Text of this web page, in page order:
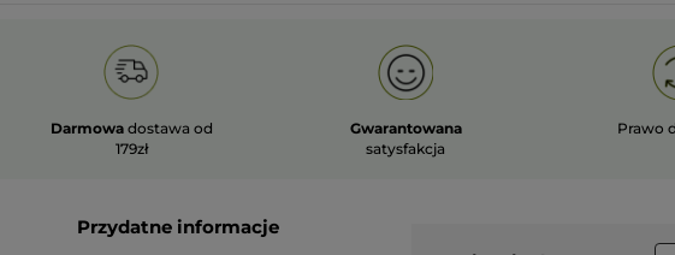
Darmowa dostawa od
179zł
Gwarantowana
satysfakcja
Prawo
Przydatne informacje